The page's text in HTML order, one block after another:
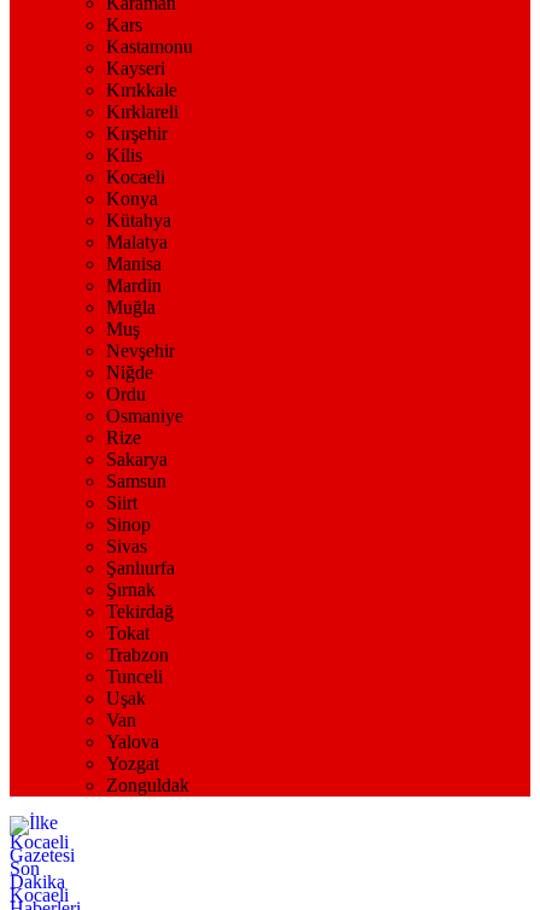
Kars
Kastamonu
Kayseri
Kırıkkale
Kırklareli
Kırşehir
Kilis
Kocaeli
Konya
Kütahya
Malatya
Manisa
Mardin
Muğla
Muş
Nevşehir
Niğde
Ordu
Osmaniye
Rize
Sakarya
Samsun
Siirt
Sinop
Sivas
Şanlıurfa
Şırnak
Tekirdağ
Tokat
Trabzon
Tunceli
Uşak
Van
Yalova
Yozgat
Zonguldak